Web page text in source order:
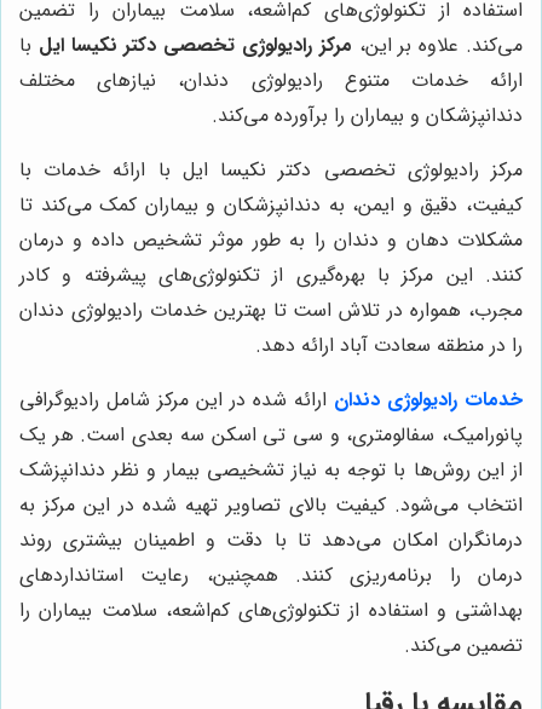
استفاده از تکنولوژی‌های کم‌اشعه، سلامت بیماران را تضمین
می‌کند. علاوه بر این، مرکز رادیولوژی تخصصی دکتر نکیسا ایل با
ارائه خدمات متنوع رادیولوژی دندان، نیازهای مختلف
دندانپزشکان و بیماران را برآورده می‌کند.
مرکز رادیولوژی تخصصی دکتر نکیسا ایل با ارائه خدمات با
کیفیت، دقیق و ایمن، به دندانپزشکان و بیماران کمک می‌کند تا
مشکلات دهان و دندان را به طور موثر تشخیص داده و درمان
کنند. این مرکز با بهره‌گیری از تکنولوژی‌های پیشرفته و کادر
مجرب، همواره در تلاش است تا بهترین خدمات رادیولوژی دندان
را در منطقه سعادت آباد ارائه دهد.
خدمات رادیولوژی دندان ارائه شده در این مرکز شامل رادیوگرافی
پانورامیک، سفالومتری، و سی تی اسکن سه بعدی است. هر یک
از این روش‌ها با توجه به نیاز تشخیصی بیمار و نظر دندانپزشک
انتخاب می‌شود. کیفیت بالای تصاویر تهیه شده در این مرکز به
درمانگران امکان می‌دهد تا با دقت و اطمینان بیشتری روند
درمان را برنامه‌ریزی کنند. همچنین، رعایت استانداردهای
بهداشتی و استفاده از تکنولوژی‌های کم‌اشعه، سلامت بیماران را
تضمین می‌کند.